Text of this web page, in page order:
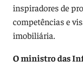
inspiradores de
competências e
imobiliária.
O ministro das